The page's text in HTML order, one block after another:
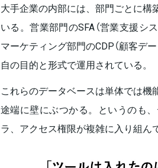
大手企業の内部には、部門ごとに構
いる。営業部門のSFA（営業支援シ
マーケティング部門のCDP（顧客デ
自の目的と形式で運用されている。
これらのデータベースは単体では
途端に壁にぶつかる。というのも
ラ、アクセス権限が複雑に入り組ん